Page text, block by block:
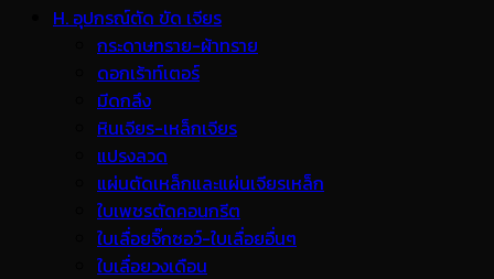
H. อุปกรณ์ตัด ขัด เจียร
กระดาษทราย-ผ้าทราย
ดอกเร้าท์เตอร์
มีดกลึง
หินเจียร-เหล็กเจียร
แปรงลวด
แผ่นตัดเหล็กและแผ่นเจียรเหล็ก
ใบเพชรตัดคอนกรีต
ใบเลื่อยจิ๊กซอว์-ใบเลื่อยอื่นๆ
ใบเลื่อยวงเดือน